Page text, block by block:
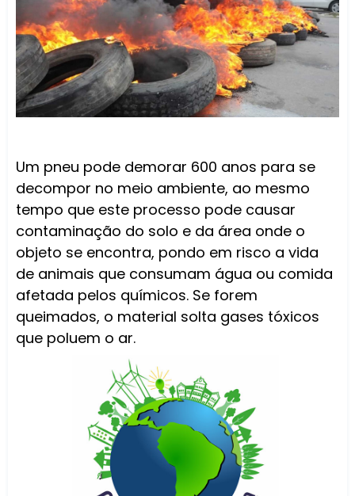
Um pneu pode demorar 600 anos para se
decompor no meio ambiente, ao mesmo
tempo que este processo pode causar
contaminação do solo e da área onde o
objeto se encontra, pondo em risco a vida
de animais que consumam água ou comida
afetada pelos químicos. Se forem
queimados, o material solta gases tóxicos
que poluem o ar.